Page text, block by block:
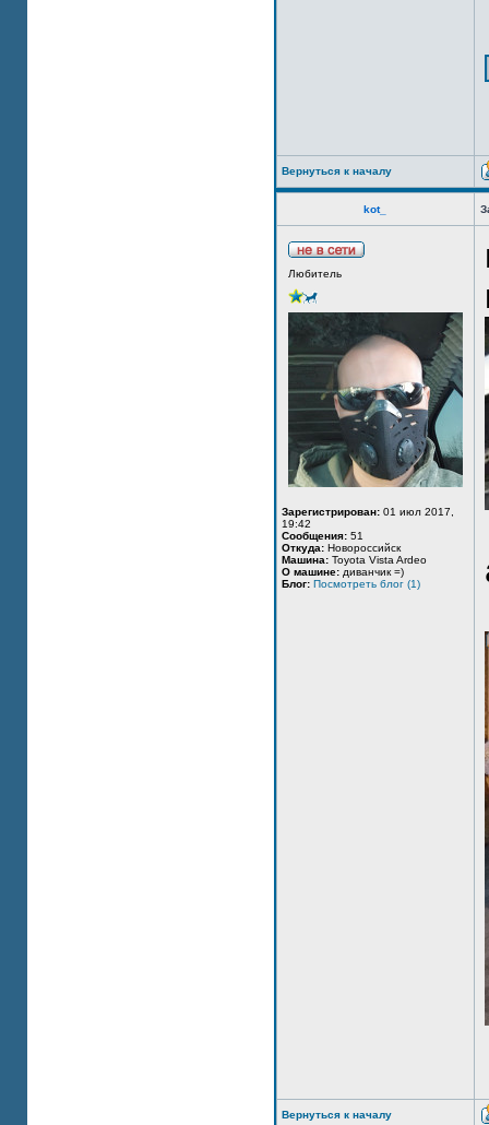
Вернуться к началу
kot_
Любитель
Зарегистрирован: 01 июл 2017,
19:42
Сообщения: 51
Откуда: Новороссийск
Машина: Toyota Vista Ardeo
О машине: диванчик =)
Блог: Посмотреть блог (1)
Вернуться к началу